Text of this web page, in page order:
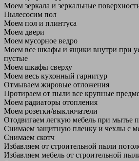
Моем зеркала и зеркальные
Пылесосим пол
Моем пол и плинтуса
Моем двери
Моем мусорное ведро
Моем все шкафы и ящики внутри при
пустые
Моем шкафы сверху
Моем весь кухонный гарнитур
Отмываем жировые отложения
Протираем от пыли все крупные
Моем радиаторы отопления
Моем розетки/выключатели
Отодвигаем легкую мебель при мытье
Снимаем защитную пленку и чехлы с
Снимаем скотч
Избавляем от строительной пыли
Избавляем мебель от строительной